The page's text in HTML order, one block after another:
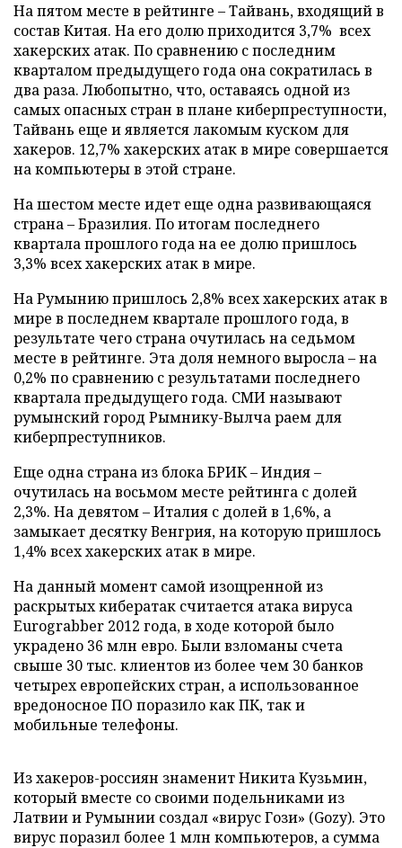
На пятом месте в рейтинге –Тайвань, входящий в
состав Китая. На его долю приходится 3,7% всех
хакерских атак. По сравнению с последним
кварталом предыдущего года она сократилась в
два раза. Любопытно, что, оставаясь одной из
самых опасных стран в плане киберпреступности,
Тайвань еще и является лакомым куском для
хакеров. 12,7% хакерских атак в мире совершается
на компьютеры в этой стране.
На шестом месте идет еще одна развивающаяся
страна – Бразилия. По итогам последнего
квартала прошлого года на ее долю пришлось
3,3% всех хакерских атак в мире.
На Румынию пришлось 2,8% всех хакерских атак в
мире в последнем квартале прошлого года, в
результате чего страна очутилась на седьмом
месте в рейтинге. Эта доля немного выросла – на
0,2% по сравнению с результатами последнего
квартала предыдущего года. СМИ называют
румынский город Рымнику-Вылча раем для
киберпреступников.
Еще одна страна из блока БРИК – Индия –
очутилась на восьмом месте рейтинга с долей
2,3%. На девятом – Италия с долей в 1,6%, а
замыкает десятку Венгрия, на которую пришлось
1,4% всех хакерских атак в мире.
На данный момент самой изощренной из
раскрытых кибератак считается атака вируса
Eurograbber 2012 года, в ходе которой было
украдено 36 млн евро. Были взломаны счета
свыше 30 тыс. клиентов из более чем 30 банков
четырех европейских стран, а использованное
вредоносное ПО поразило как ПК, так и
мобильные телефоны.
Из хакеров-россиян знаменит Никита Кузьмин,
который вместе со своими подельниками из
Латвии и Румынии создал «вирус Гози» (Gozy). Это
вирус поразил более 1 млн компьютеров, а сумма